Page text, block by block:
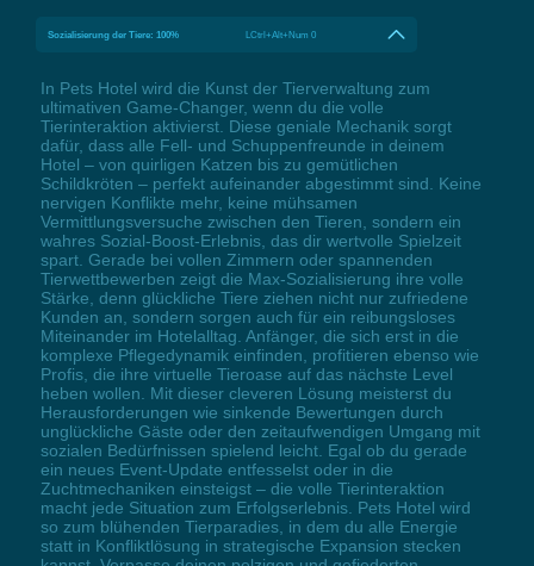
Sozialisierung der Tiere: 100% LCtrl+Alt+Num 0
In Pets Hotel wird die Kunst der Tierverwaltung zum
ultimativen Game-Changer, wenn du die volle
Tierinteraktion aktivierst. Diese geniale Mechanik sorgt
dafür, dass alle Fell- und Schuppenfreunde in deinem
Hotel – von quirligen Katzen bis zu gemütlichen
Schildkröten – perfekt aufeinander abgestimmt sind. Keine
nervigen Konflikte mehr, keine mühsamen
Vermittlungsversuche zwischen den Tieren, sondern ein
wahres Sozial-Boost-Erlebnis, das dir wertvolle Spielzeit
spart. Gerade bei vollen Zimmern oder spannenden
Tierwettbewerben zeigt die Max-Sozialisierung ihre volle
Stärke, denn glückliche Tiere ziehen nicht nur zufriedene
Kunden an, sondern sorgen auch für ein reibungsloses
Miteinander im Hotelalltag. Anfänger, die sich erst in die
komplexe Pflegedynamik einfinden, profitieren ebenso wie
Profis, die ihre virtuelle Tieroase auf das nächste Level
heben wollen. Mit dieser cleveren Lösung meisterst du
Herausforderungen wie sinkende Bewertungen durch
unglückliche Gäste oder den zeitaufwendigen Umgang mit
sozialen Bedürfnissen spielend leicht. Egal ob du gerade
ein neues Event-Update entfesselst oder in die
Zuchtmechaniken einsteigst – die volle Tierinteraktion
macht jede Situation zum Erfolgserlebnis. Pets Hotel wird
so zum blühenden Tierparadies, in dem du alle Energie
statt in Konfliktlösung in strategische Expansion stecken